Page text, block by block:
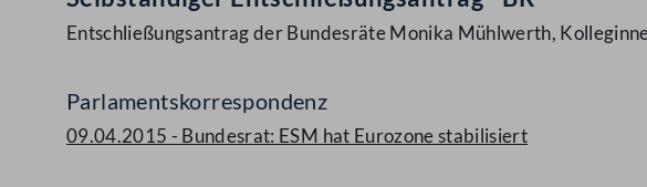
Entschließungsantrag der Bundesräte Monika Mühlwerth,
Parlamentskorrespondenz
09.04.2015 - Bundesrat: ESM hat Eurozone stabilisiert